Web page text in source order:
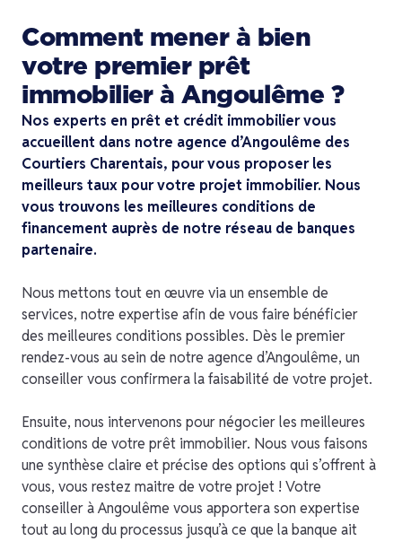
Comment mener à bien
votre premier prêt
immobilier à Angoulême ?
Nos experts en prêt et crédit immobilier vous
accueillent dans notre agence d’Angoulême des
Courtiers Charentais, pour vous proposer les
meilleurs taux pour votre projet immobilier. Nous
vous trouvons les meilleures conditions de
financement auprès de notre réseau de banques
partenaire.
Nous mettons tout en œuvre via un ensemble de
services, notre expertise afin de vous faire bénéficier
des meilleures conditions possibles. Dès le premier
rendez-vous au sein de notre agence d’Angoulême, un
conseiller vous confirmera la faisabilité de votre projet.
Ensuite, nous intervenons pour négocier les meilleures
conditions de votre prêt immobilier. Nous vous faisons
une synthèse claire et précise des options qui s’offrent à
vous, vous restez maitre de votre projet ! Votre
conseiller à Angoulême vous apportera son expertise
tout au long du processus jusqu’à ce que la banque ait